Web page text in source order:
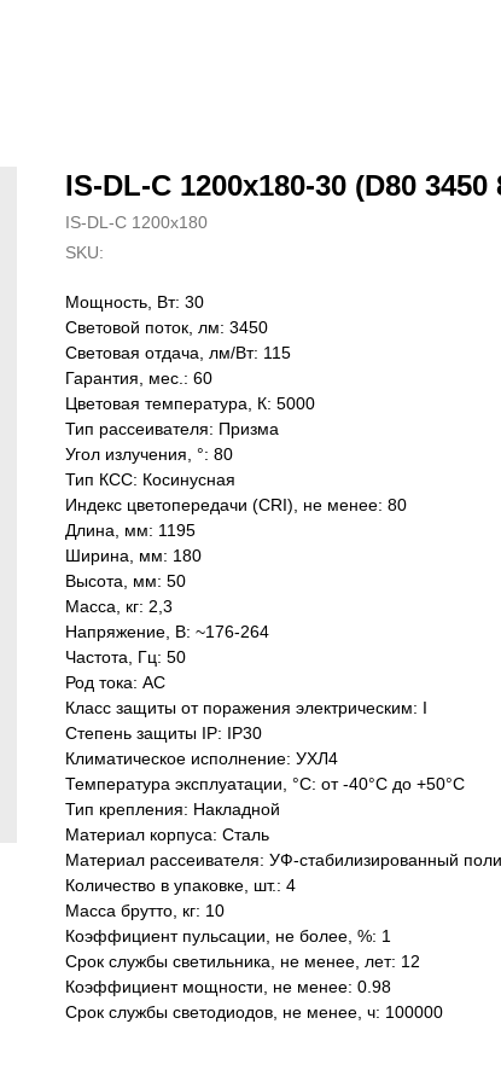
IS-DL-C 1200x180-30 (D80 3450
IS-DL-C 1200x180
SKU:
Мощность, Вт: 30
Световой поток, лм: 3450
Световая отдача, лм/Вт: 115
Гарантия, мес.: 60
Цветовая температура, К: 5000
Тип рассеивателя: Призма
Угол излучения, °: 80
Тип КСС: Косинусная
Индекс цветопередачи (CRI), не менее: 80
Длина, мм: 1195
Ширина, мм: 180
Высота, мм: 50
Масса, кг: 2,3
Напряжение, В: ~176-264
Частота, Гц: 50
Род тока: AC
Класс защиты от поражения электрическим: I
Степень защиты IP: IP30
Климатическое исполнение: УХЛ4
Температура эксплуатации, °С: от -40°C до +50°C
Тип крепления: Накладной
Материал корпуса: Сталь
Материал рассеивателя: УФ-стабилизированный
Количество в упаковке, шт.: 4
Масса брутто, кг: 10
Коэффициент пульсации, не более, %: 1
Срок службы светильника, не менее, лет: 12
Коэффициент мощности, не менее: 0.98
Срок службы светодиодов, не менее, ч: 100000